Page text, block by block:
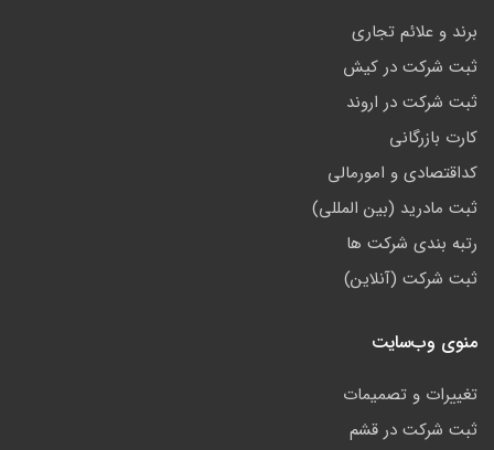
برند و علائم تجاری
ثبت شرکت در کیش
ثبت شرکت در اروند
کارت بازرگانی
کداقتصادی و امورمالی
ثبت مادرید (بین المللی)
رتبه بندی شرکت ها
ثبت شرکت (آنلاین)
منوی وب‌سایت
تغییرات و تصمیمات
ثبت شرکت در قشم